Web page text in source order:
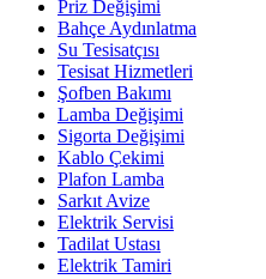
Priz Değişimi
Bahçe Aydınlatma
Su Tesisatçısı
Tesisat Hizmetleri
Şofben Bakımı
Lamba Değişimi
Sigorta Değişimi
Kablo Çekimi
Plafon Lamba
Sarkıt Avize
Elektrik Servisi
Tadilat Ustası
Elektrik Tamiri